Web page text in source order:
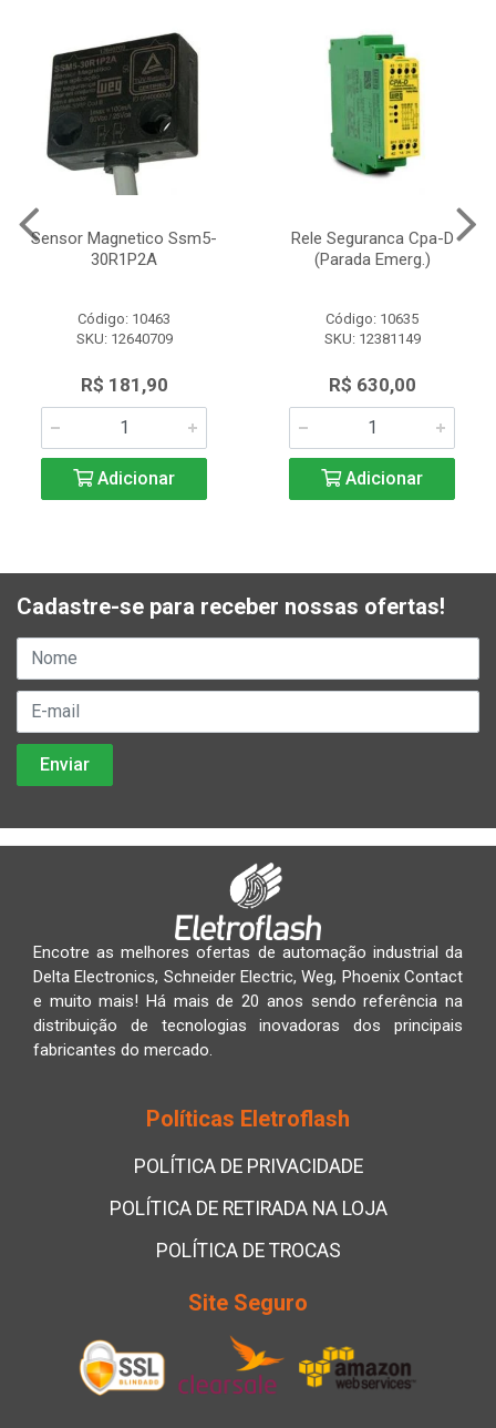
Sensor Magnetico Ssm5-
30R1P2A
Código: 10463
SKU: 12640709
R$ 181,90
Adicionar
Rele Seguranca Cpa-D
(Parada Emerg.)
Código: 10635
SKU: 12381149
R$ 630,00
Adicionar
Cadastre-se para receber nossas ofertas!
Encotre as melhores ofertas de automação industrial da
Delta Electronics, Schneider Electric, Weg, Phoenix Contact
e muito mais! Há mais de 20 anos sendo referência na
distribuição de tecnologias inovadoras dos principais
fabricantes do mercado.
Políticas Eletroflash
POLÍTICA DE PRIVACIDADE
POLÍTICA DE RETIRADA NA LOJA
POLÍTICA DE TROCAS
Site Seguro